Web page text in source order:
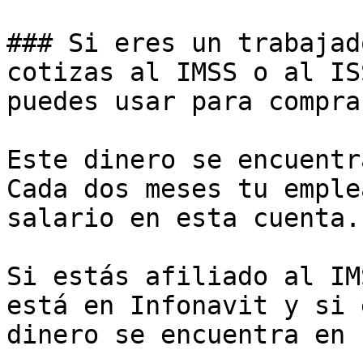
### Si eres un
cotizas al IMSS o al
puedes usar para
Este dinero se
Cada dos meses tu
salario en esta cuenta.
Si estás afiliado al
está en Infonavit y si
dinero se encuentra en